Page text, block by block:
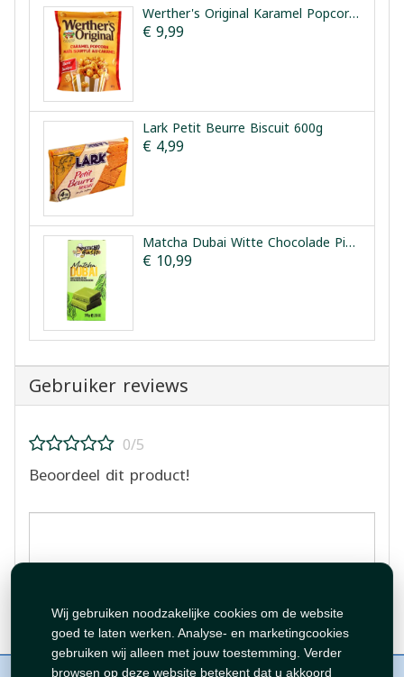
Wij gebruiken noodzakelijke cookies om de website
goed te laten werken. Analyse- en marketingcookies
gebruiken wij alleen met jouw toestemming. Verder
browsen op deze website betekent dat u akkoord
Werther's Original Karamel Popcorn Classic 624g
€ 9,99
Lark Petit Beurre Biscuit 600g
€ 4,99
Matcha Dubai Witte Chocolade Pistache & Kataifi Pistachio Gusto 200g
€ 10,99
Gebruiker reviews
0/5
Beoordeel dit product!
Beoordeling plaatsen
Over ons Beleid WhatsAppen